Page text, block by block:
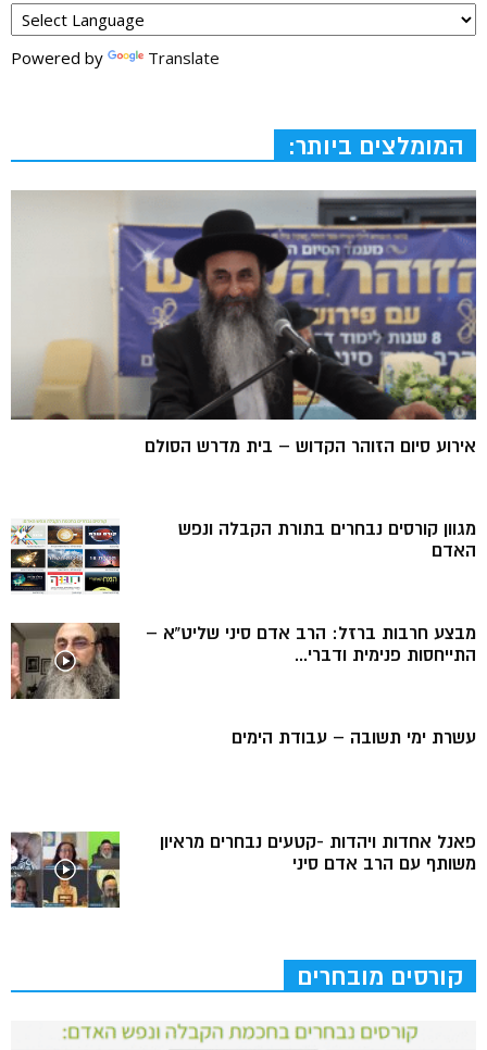
Powered by Translate
המומלצים ביותר:
אירוע סיום הזוהר הקדוש – בית מדרש הסולם
מגוון קורסים נבחרים בתורת הקבלה ונפש
האדם
מבצע חרבות ברזל: הרב אדם סיני שליט”א –
התייחסות פנימית ודברי...
עשרת ימי תשובה – עבודת הימים
פאנל אחדות ויהדות -קטעים נבחרים מראיון
משותף עם הרב אדם סיני
קורסים מובחרים